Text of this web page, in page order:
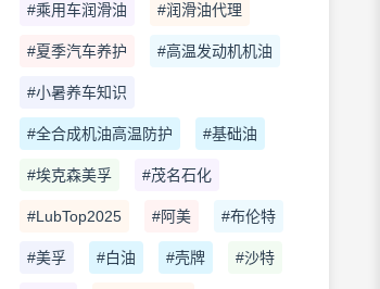
#乘用车润滑油 #润滑油代理
#夏季汽车养护 #高温发动机机油
#小暑养车知识
#全合成机油高温防护 #基础油
#埃克森美孚 #茂名石化
#LubTop2025 #阿美 #布伦特
#美孚 #白油 #壳牌 #沙特